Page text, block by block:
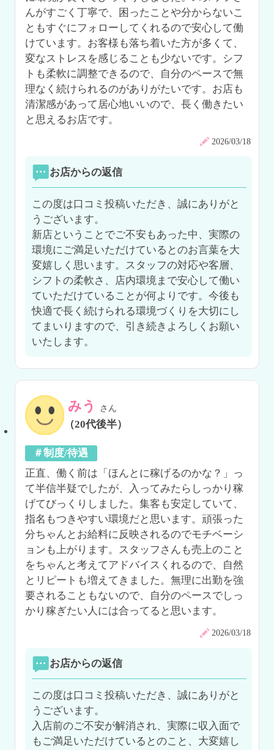
んがすごく丁寧で、困ったことや分からないこ
ともすぐにフォローしてくれるので安心して働
けています。お客様も落ち着いた方が多くて、
変なストレスを感じることも少ないです。シフ
トも柔軟に調整できるので、自分のペースで無
理なく続けられるのがありがたいです。お店も
清潔感があって居心地いいので、長く働きたい
と思えるお店です。
2026/03/18
お店からの返信
この度は口コミ投稿いただき、誠にありがと
うございます。
新店ということでご不安もあった中、実際の
環境にご満足いただけているとのお言葉を大
変嬉しく思います。スタッフの対応や客層、
シフトの柔軟さ、店内環境まで安心して働い
ていただけていることが何よりです。今後も
快適で長く続けられる環境づくりを大切にし
てまいりますので、引き続きよろしくお願い
いたします。
みう さん
（20代後半）
＃制度/待遇
正直、働く前は「ほんとに稼げるのかな？」っ
て半信半疑でしたが、入ってみたらしっかり稼
げてびっくりしました。集客も安定していて、
指名もつきやすい環境だと思います。頑張った
分ちゃんとお給料に反映されるのでモチベーシ
ョンも上がります。スタッフさんも売上のこと
をちゃんと考えてアドバイスくれるので、自然
とリピートも増えてきました。無理に出勤を強
要されることもないので、自分のペースでしっ
かり稼ぎたい人には合ってると思います。
2026/03/18
お店からの返信
この度は口コミ投稿いただき、誠にありがと
うございます。
入店前のご不安が解消され、実際に収入面で
もご満足いただけているとのこと、大変嬉し